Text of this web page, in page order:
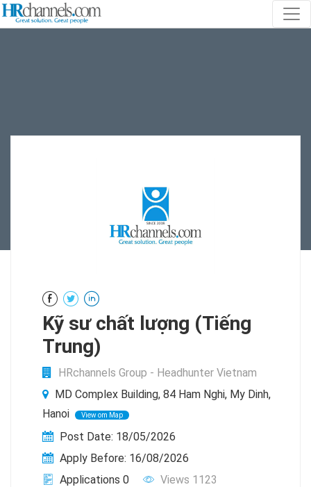
Kỹ sư chất lượng (Tiếng
Trung)
HRchannels Group - Headhunter Vietnam
MD Complex Building, 84 Ham Nghi, My Dinh,
Hanoi
View om Map
Post Date: 18/05/2026
Apply Before: 16/08/2026
Applications 0
Views 1123